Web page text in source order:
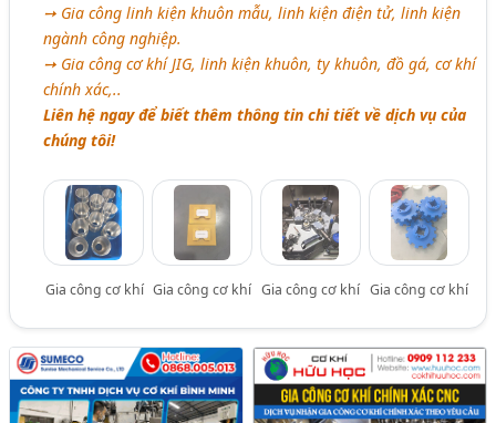
➙ Gia công linh kiện khuôn mẫu, linh kiện điện tử, linh kiện
ngành công nghiệp.
➙ Gia công cơ khí JIG, linh kiện khuôn, ty khuôn, đồ gá, cơ khí
chính xác,..
Liên hệ ngay để biết thêm thông tin chi tiết về dịch vụ của
chúng tôi!
Gia công cơ khí Gia công cơ khí Gia công cơ khí Gia công cơ khí